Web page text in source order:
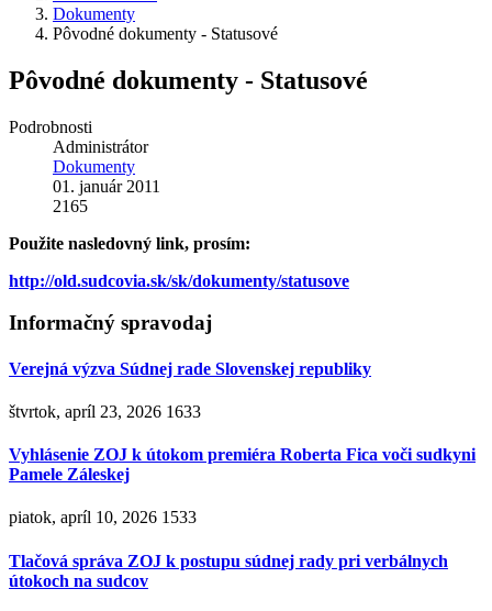
Dokumenty
Pôvodné dokumenty - Statusové
Pôvodné dokumenty - Statusové
Podrobnosti
Administrátor
Dokumenty
01. január 2011
2165
Použite nasledovný link, prosím:
http://old.sudcovia.sk/sk/dokumenty/statusove
Informačný spravodaj
Verejná výzva Súdnej rade Slovenskej republiky
štvrtok, apríl 23, 2026 1633
Vyhlásenie ZOJ k útokom premiéra Roberta Fica voči sudkyni
Pamele Záleskej
piatok, apríl 10, 2026 1533
Tlačová správa ZOJ k postupu súdnej rady pri verbálnych
útokoch na sudcov